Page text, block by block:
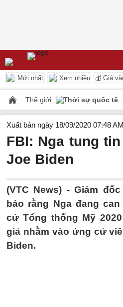
Mới nhất Xem nhiều 💰 Giá
Thế giới Thời sự quốc tế
Xuất bản ngày 18/09/2020 07:48 AM
FBI: Nga tung
Joe Biden
(VTC News) -Giám
báo rằng Nga đang
cử Tổng thống Mỹ
giả nhằm vào ứng cử
Biden.